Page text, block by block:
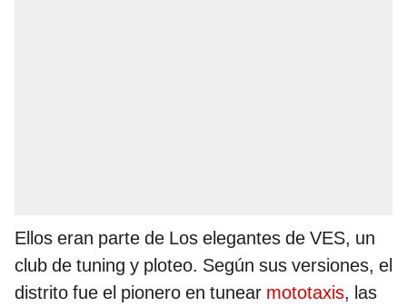
Ellos eran parte de Los elegantes de VES, un
club de tuning y ploteo. Según sus versiones, el
distrito fue el pionero en tunear mototaxis, las